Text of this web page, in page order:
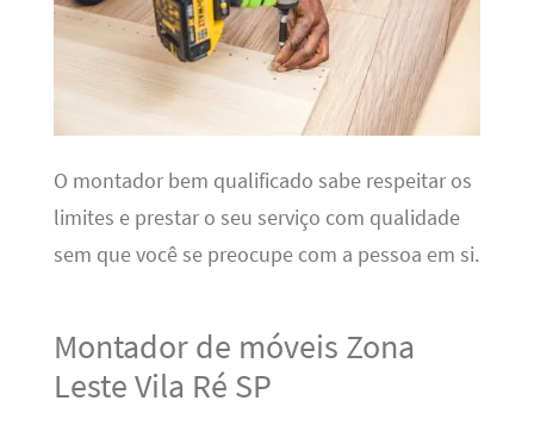
O montador bem qualificado sabe respeitar os
limites e prestar o seu serviço com qualidade
sem que você se preocupe com a pessoa em si.
Montador de móveis Zona
Leste Vila Ré SP